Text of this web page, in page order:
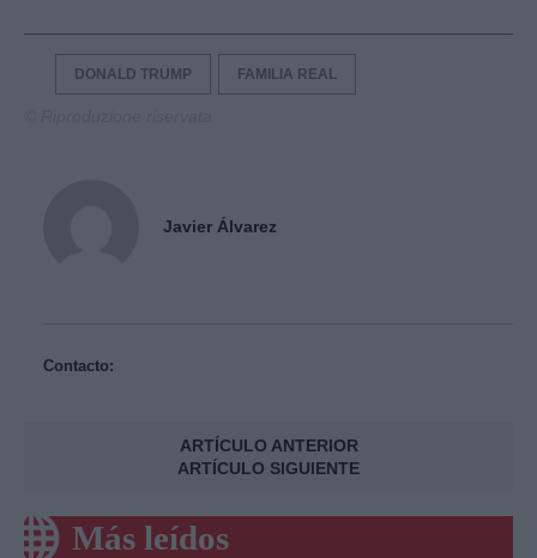
DONALD TRUMP FAMILIA REAL
Javier Álvarez
Contacto:
ARTÍCULO ANTERIOR
ARTÍCULO SIGUIENTE
Más leídos